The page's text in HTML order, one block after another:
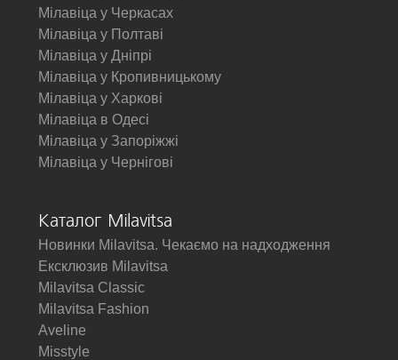
Мілавіца у Черкасах
Мілавіца у Полтаві
Мілавіца у Дніпрі
Мілавіца у Кропивницькому
Мілавіца у Харкові
Мілавіца в Одесі
Мілавіца у Запоріжжі
Мілавіца у Чернігові
Каталог Milavitsa
Новинки Milavitsa. Чекаємо на надходження
Ексклюзив Milavitsa
Milavitsa Classic
Milavitsa Fashion
Aveline
Misstyle